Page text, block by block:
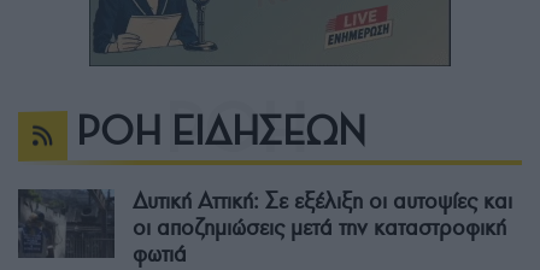
ΡΟΗ ΕΙΔΗΣΕΩΝ
Δυτική Αττική: Σε εξέλιξη οι αυτοψίες και
οι αποζημιώσεις μετά την καταστροφική
φωτιά